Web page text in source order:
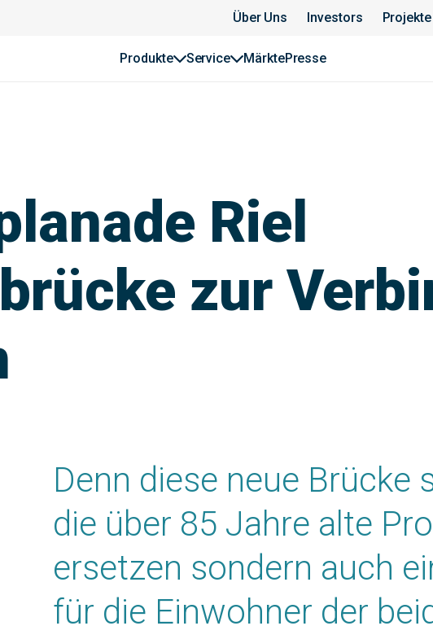
Über Uns Investors Projekte
Produkte Service MärktePresse
Riel
zur
Denn diese neue Brücke
die über 85 Jahre alte
ersetzen sondern auch
für die Einwohner der